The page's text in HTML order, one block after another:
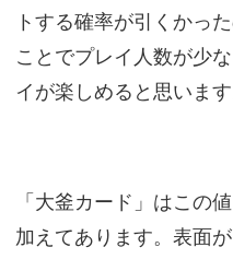
トする確率が引くかっ
ことでプレイ人数が少
イが楽しめると思います
「大釜カード」はこの
加えてあります。表面